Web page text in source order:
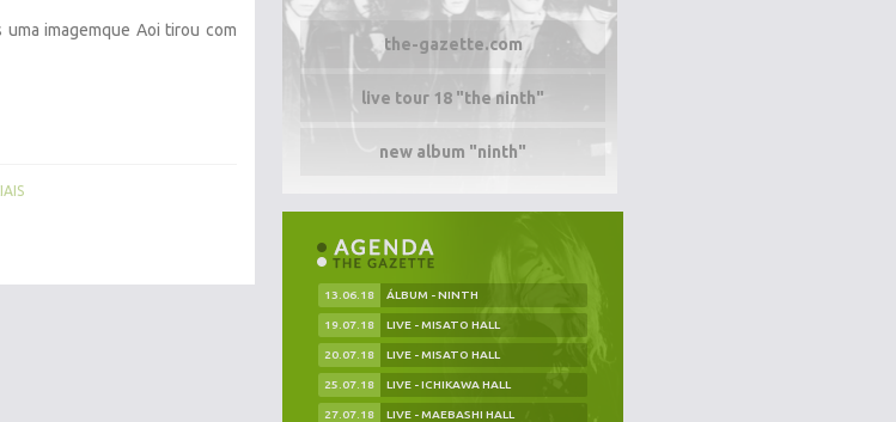
uma imagemque Aoi tirou com
the-gazette.com
live tour 18 "the ninth"
new album "ninth"
13.06.18 ÁLBUM - NINTH
19.07.18 LIVE - MISATO HALL
20.07.18 LIVE - MISATO HALL
25.07.18 LIVE - ICHIKAWA HALL
27.07.18 LIVE - MAEBASHI HALL